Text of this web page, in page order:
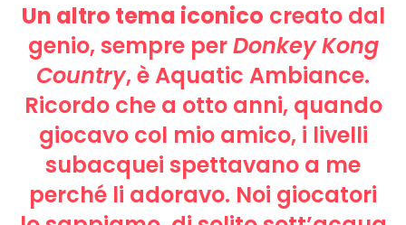
Un altro tema iconico creato dal
genio, sempre perDonkey Kong
Country, è Aquatic Ambiance.
Ricordo che a otto anni, quando
giocavo col mio amico, i livelli
subacquei spettavano a me
perché li adoravo. Noi giocatori